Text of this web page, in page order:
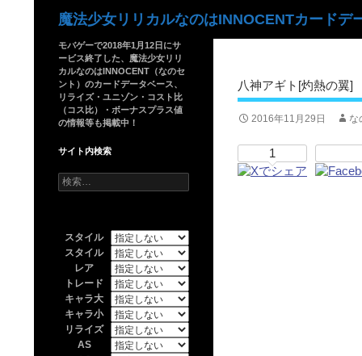
魔法少女リリカルなのはINNOCENTカードデ
八神アギト[灼熱の翼]
2016年11月29日 な
1
モバゲーで2018年1月12日にサ
ービス終了した、魔法少女リリ
カルなのはINNOCENT（なのセ
ント）のカードデータベース、
リライズ・ユニゾン・コスト比
（コス比）・ボーナスプラス値
の情報等も掲載中！
サイト内検索
検
索:
スタイル
スタイル
レア
トレード
キャラ大
キャラ小
リライズ
AS